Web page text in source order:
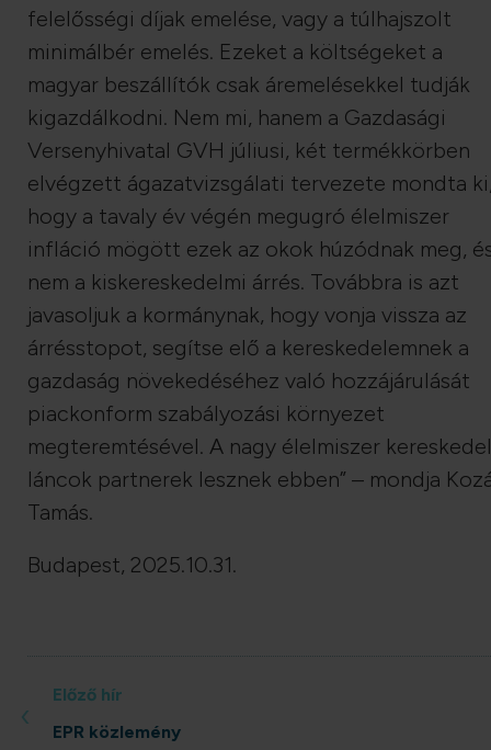
felelősségi díjak emelése, vagy a túlhajszolt
minimálbér emelés. Ezeket a költségeket a
magyar beszállítók csak áremelésekkel tudják
kigazdálkodni. Nem mi, hanem a Gazdasági
Versenyhivatal GVH júliusi, két termékkörben
elvégzett ágazatvizsgálati tervezete mondta
hogy a tavaly év végén megugró élelmiszer
infláció mögött ezek az okok húzódnak meg,
nem a kiskereskedelmi árrés. Továbbra is azt
javasoljuk a kormánynak, hogy vonja vissza az
árrésstopot, segítse elő a kereskedelemnek a
gazdaság növekedéséhez való hozzájárulását
piackonform szabályozási környezet
megteremtésével. A nagy élelmiszer
láncok partnerek lesznek ebben” – mondja
Tamás.
Budapest, 2025.10.31.
‹
Előző hír
EPR közlemény